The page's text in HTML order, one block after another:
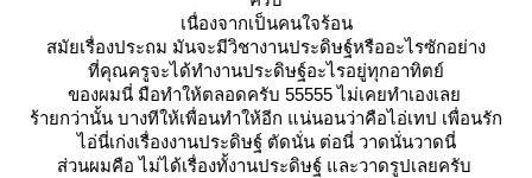
เนื่องจากเป็นคนใจร้อน
สมัยเรื่องประถม มันจะมีวิชางานประดิษฐ์หรืออะไรซักอย่าง
ที่คุณครูจะได้ทำงานประดิษฐ์อะไรอยู่ทุกอาทิตย์
ของผมนี่ มือทำให้ตลอดครับ 55555 ไม่เคยทำเองเล
ร้ายกว่านั้น บางทีให้เพื่อนทำให้อีก แน่นอนว่าคือไอ่เทป เพื่อนรัก
ไอ่นี่เก่งเรื่องงานประดิษฐ์ ตัดนั่น ต่อนี่ วาดนั่นวาดนี่
ส่วนผมคือ ไม่ได้เรื่องทั้งานประดิษฐ์ และวาดรูปเลยครับ